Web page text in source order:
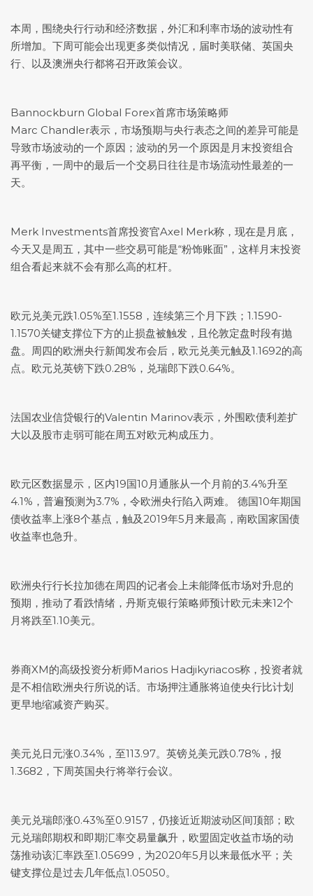
本周，围绕央行行动和经济数据，外汇和利率市场的波动性有
所增加。下周可能会出现更多类似情况，届时美联储、英国央
行、以及澳洲央行都将召开政策会议。
Bannockburn Global Forex首席市场策略师
Marc Chandler表示，市场预期与央行表态之间的差异可能是
导致市场波动的一个原因；波动的另一个原因是月末投资组合
再平衡，一周中的最后一个交易日往往是市场流动性最差的一
天。
Merk Investments首席投资官Axel Merk称，现在是月底，
今天又是周五，其中一些交易可能是“粉饰账面”，这样月末投资
组合看起来就不会有那么高的杠杆。
欧元兑美元跌1.05%至1.1558，连续第三个月下跌；1.1590-
1.1570关键支撑位下方的止损盘被触发，且伦敦定盘时段有抛
盘。周四的欧洲央行新闻发布会后， 欧元兑美元触及1.1692的高
点。欧元兑英镑下跌0.28%，兑瑞郎下跌0.64%。
法国农业信贷银行的Valentin Marinov表示，外围欧债利差扩
大以及股市走弱可能在周五对欧元构成压力。
欧元区数据显示，区内19国10月通胀从一个月前的3.4%升至
4.1%，普遍预测为3.7%，令欧洲央行陷入两难。 德国10年期国
债收益率上涨8个基点，触及2019年5月来最高，南欧国家国债
收益率也急升。
欧洲央行行长拉加德在周四的记者会上未能降低市场对升息的
预期，推动了看跌情绪，丹斯克银行策略师预计欧元未来12个
月将跌至1.10美元。
券商XM的高级投资分析师Marios Hadjikyriacos称，投资者就
是不相信欧洲央行所说的话。市场押注通胀将迫使央行比计划
更早地缩减资产购买。
美元兑日元涨0.34%，至113.97。 英镑兑美元跌0.78%，报
1.3682，下周英国央行将举行会议。
美元兑瑞郎涨0.43%至0.9157，仍接近近期波动区间顶部；欧
元兑瑞郎期权和即期汇率交易量飙升，欧盟固定收益市场的动
荡推动该汇率跌至1.05699，为2020年5月以来最低水平；关
键支撑位是过去几年低点1.05050。